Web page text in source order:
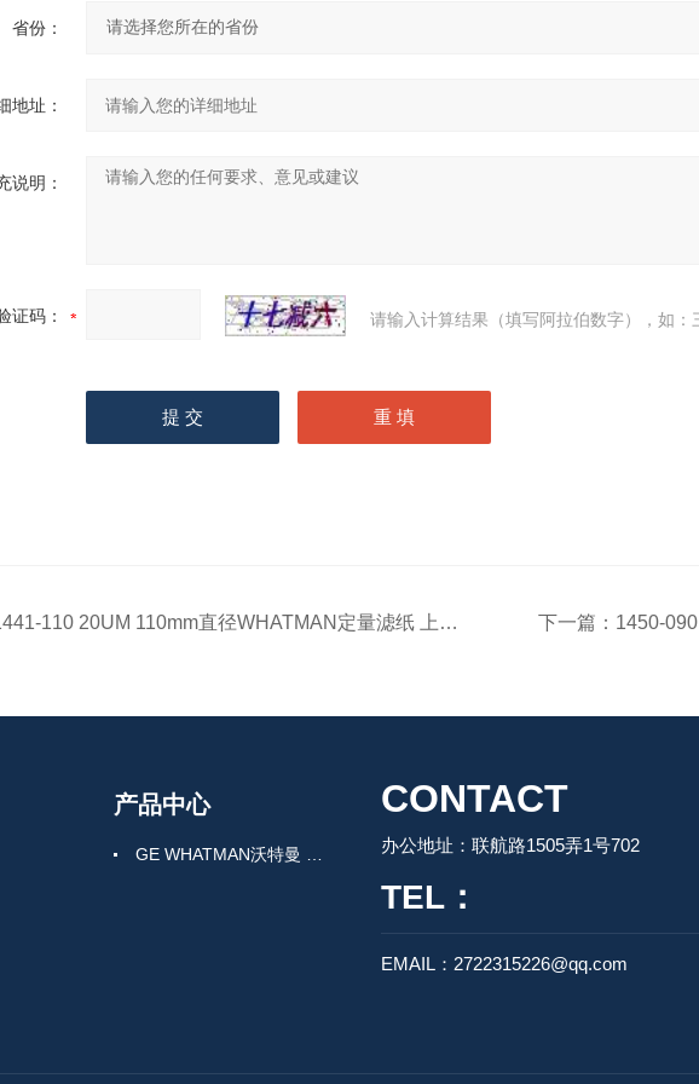
省份：
地址：
说明：
证码： 请输入计算结果（填写阿拉伯数字），如：
110 20UM 110mm直径WHATMAN定量滤纸 上海摩芃实业 下一篇： 1450-
产品中心 CONTACT
办公地址：联航路1505弄1号702
TEL：
EMAIL：2722315226@qq.com